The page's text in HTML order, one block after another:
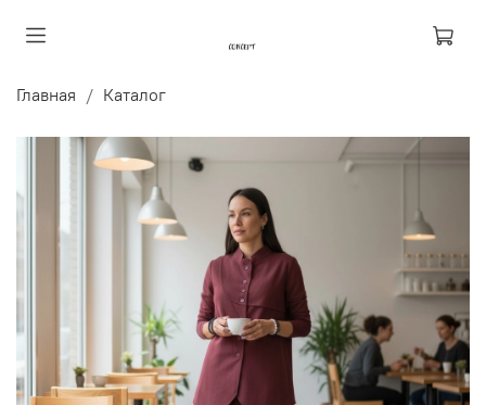
Главная Каталог